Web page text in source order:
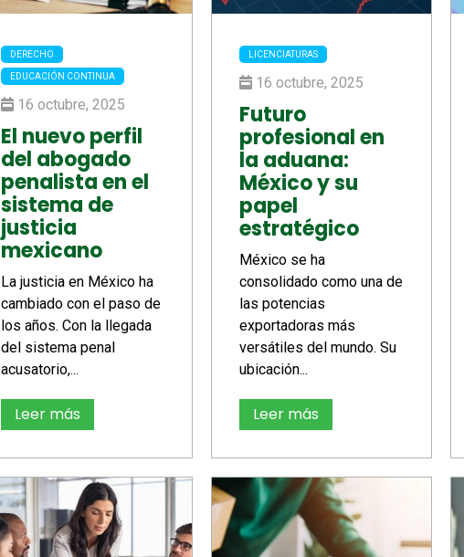
DERECHO
EDUCACIÓN CONTINUA
16 octubre, 2025
El nuevo perfil
del abogado
penalista en el
sistema de
justicia
mexicano
La justicia en México ha
cambiado con el paso de
los años. Con la llegada
del sistema penal
acusatorio,...
Leer más
LICENCIATURAS
16 octubre, 2025
Futuro
profesional en
la aduana:
México y su
papel
estratégico
México se ha
consolidado como una de
las potencias
exportadoras más
versátiles del mundo. Su
ubicación...
Leer más